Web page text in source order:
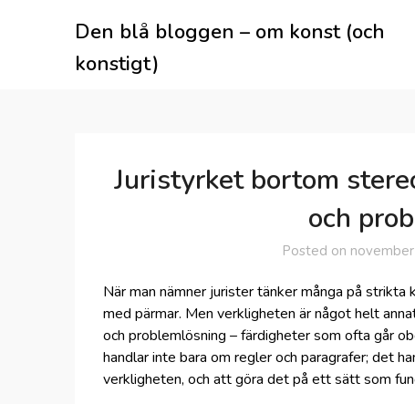
Den blå bloggen – om konst (och
konstigt)
Juristyrket bortom
och
Posted on
När man nämner jurister tänker många på
med pärmar. Men verkligheten är något helt
och problemlösning – färdigheter som ofta går
handlar inte bara om regler och paragrafer; det
verkligheten, och att göra det på ett sätt som